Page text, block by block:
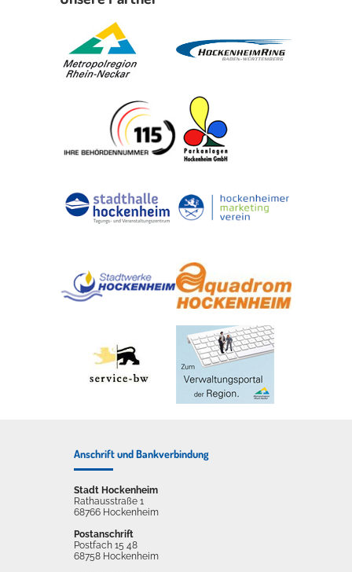
Anschrift und Bankverbindung
Stadt Hockenheim
Rathausstraße 1
68766 Hockenheim
Postanschrift
Postfach 15 48
68758 Hockenheim